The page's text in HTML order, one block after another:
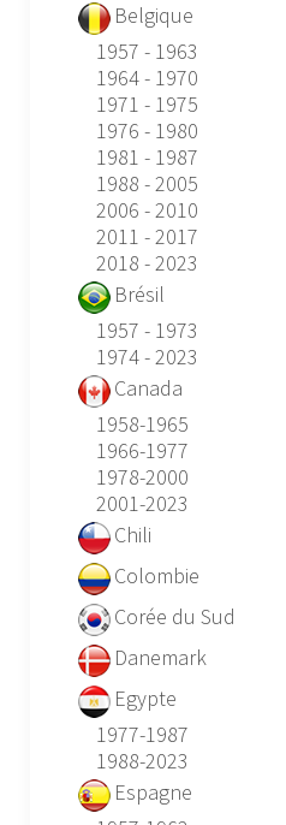
Belgique
1957 - 1963
1964 - 1970
1971 - 1975
1976 - 1980
1981 - 1987
1988 - 2005
2006 - 2010
2011 - 2017
2018 - 2023
Brésil
1957 - 1973
1974 - 2023
Canada
1958-1965
1966-1977
1978-2000
2001-2023
Chili
Colombie
Corée du Sud
Danemark
Egypte
1977-1987
1988-2023
Espagne